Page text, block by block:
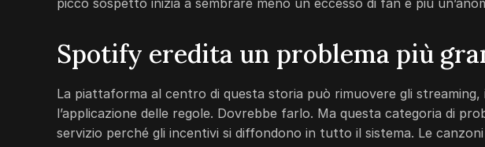
picco sospetto inizia a sembrare meno un eccesso di fan e più
Spotify eredita un problema più
La piattaforma al centro di questa storia può rimuovere gli
l’applicazione delle regole. Dovrebbe farlo. Ma questa categoria di
servizio perché gli incentivi si diffondono in tutto il sistema. Le